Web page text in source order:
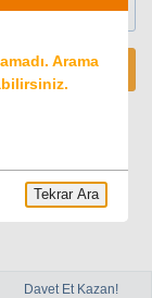
Davet Et Kazan!
Arama
Tekrar Ara